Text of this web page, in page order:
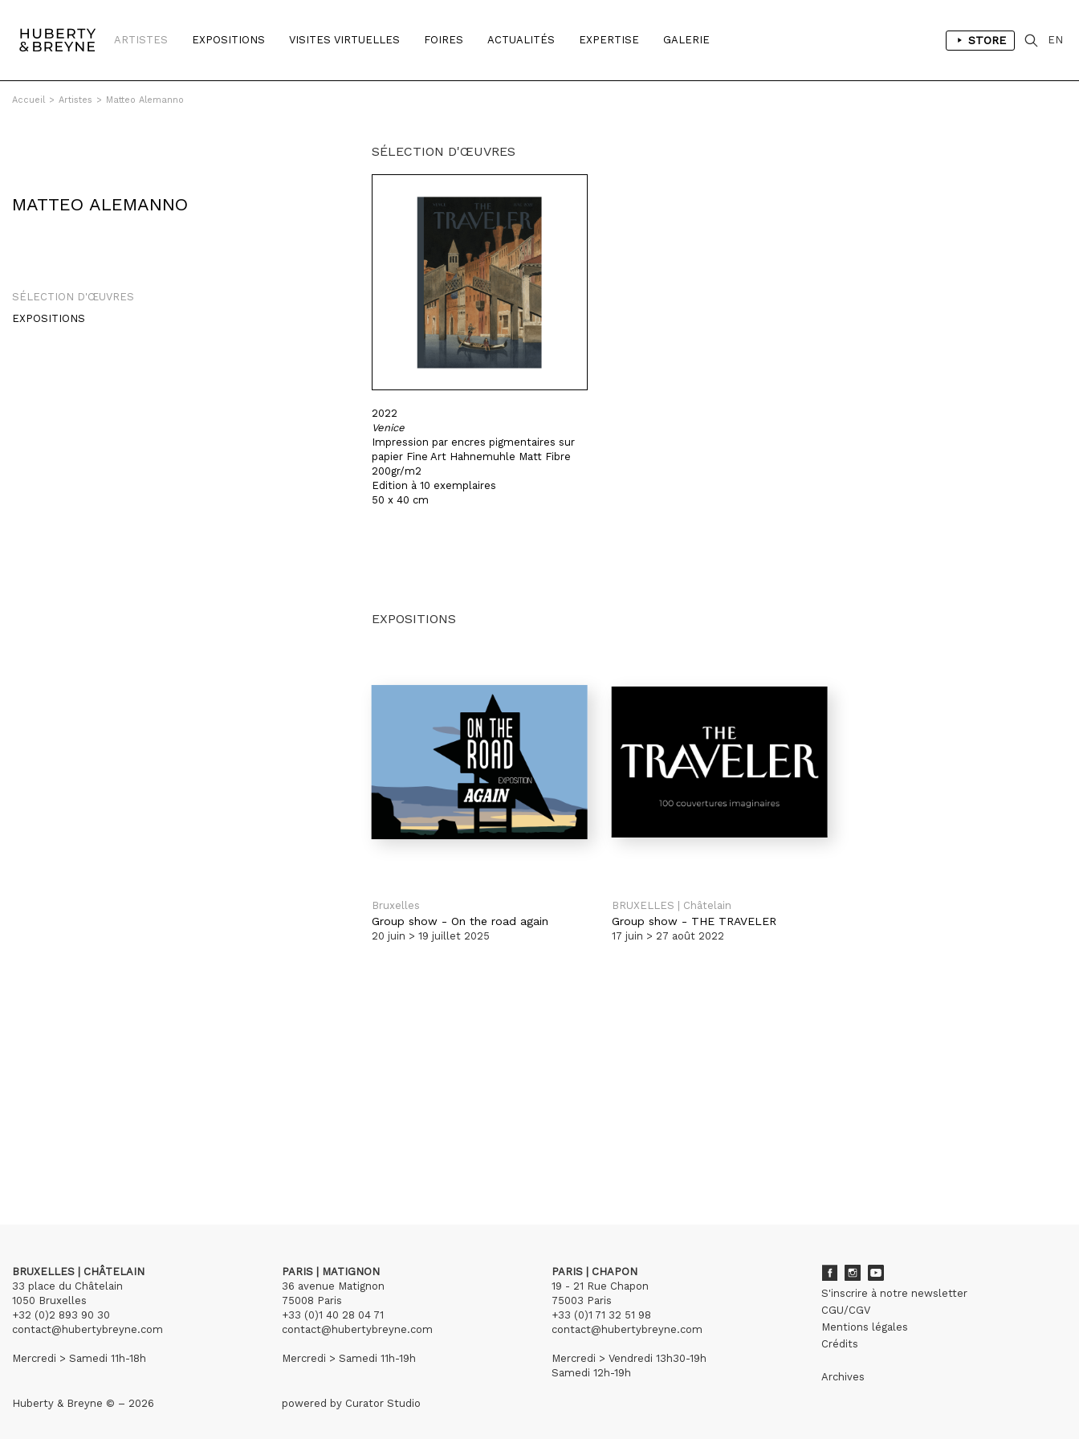
ARTISTES EXPOSITIONS VISITES VIRTUELLES FOIRES ACTUALITÉS EXPERTISE GALERIE STORE EN
Accueil > Artistes > Matteo Alemanno
MATTEO ALEMANNO
SÉLECTION D'ŒUVRES
EXPOSITIONS
SÉLECTION D'ŒUVRES
2022
Venice
Impression par encres pigmentaires sur
papier Fine Art Hahnemuhle Matt Fibre
200gr/m2
Edition à 10 exemplaires
50 x 40 cm
EXPOSITIONS
Bruxelles
Group show - On the road again
20 juin > 19 juillet 2025
BRUXELLES | Châtelain
Group show - THE TRAVELER
17 juin > 27 août 2022
BRUXELLES | CHÂTELAIN
33 place du Châtelain
1050 Bruxelles
+32 (0)2 893 90 30
contact@hubertybreyne.com
Mercredi > Samedi 11h-18h
PARIS | MATIGNON
36 avenue Matignon
75008 Paris
+33 (0)1 40 28 04 71
contact@hubertybreyne.com
Mercredi > Samedi 11h-19h
PARIS | CHAPON
19 - 21 Rue Chapon
75003 Paris
+33 (0)1 71 32 51 98
contact@hubertybreyne.com
Mercredi > Vendredi 13h30-19h
Samedi 12h-19h
S'inscrire à notre newsletter
CGU/CGV
Mentions légales
Crédits
Archives
Huberty & Breyne © – 2026 powered by Curator Studio